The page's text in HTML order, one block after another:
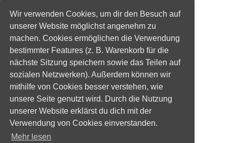
Wir verwenden Cookies, um dir den Besuch auf
unserer Website möglichst angenehm zu
machen. Cookies ermöglichen die Verwendung
bestimmter Features (z. B. Warenkorb für die
nächste Sitzung speichern sowie das Teilen auf
sozialen Netzwerken). Außerdem können wir
mithilfe von Cookies besser verstehen, wie
unsere Seite genutzt wird. Durch die Nutzung
unserer Website erklärst du dich mit der
Verwendung von Cookies einverstanden.
Mehr lesen